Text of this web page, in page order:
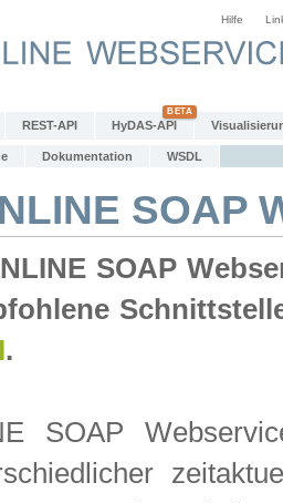
Hilfe
REST-API HyDAS-API
Dokumentation WSDL
SOAP
SOAP
.
SOAP